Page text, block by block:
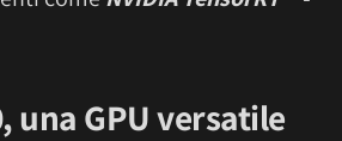
, una GPU versatile